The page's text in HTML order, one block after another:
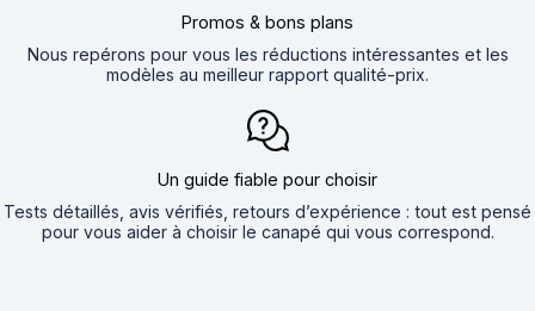
Promos & bons plans
Nous repérons pour vous les réductions intéressantes et les
modèles au meilleur rapport qualité-prix.
Un guide fiable pour choisir
Tests détaillés, avis vérifiés, retours d’expérience : tout est pensé
pour vous aider à choisir le canapé qui vous correspond.